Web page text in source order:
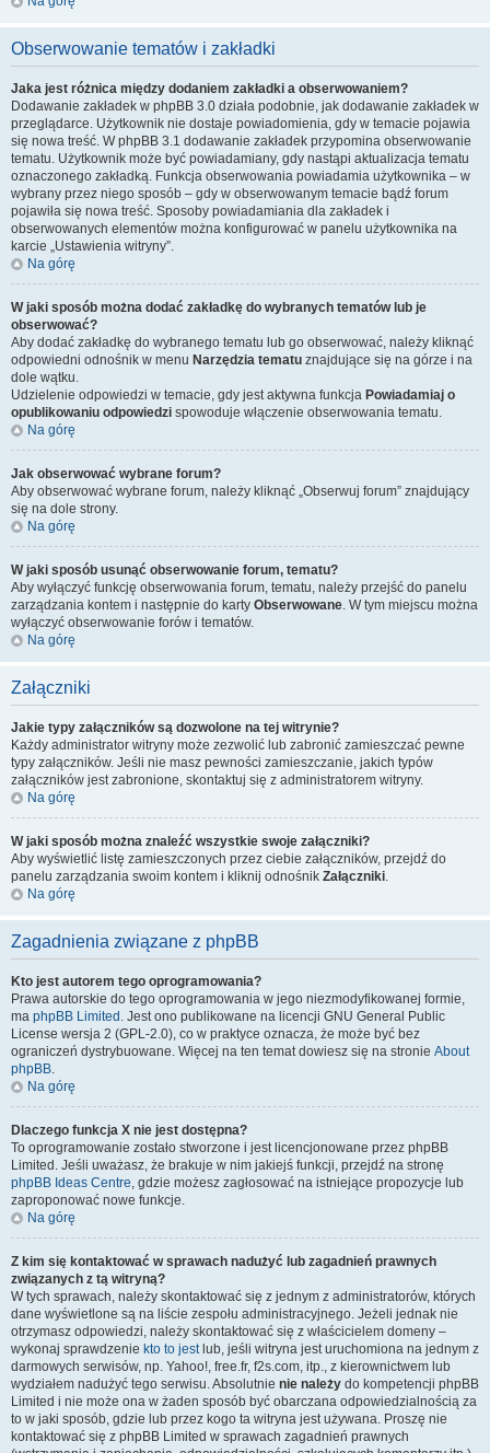
Obserwowanie tematów i zakładki
Jaka jest różnica między dodaniem zakładki a obserwowaniem?
Dodawanie zakładek w phpBB 3.0 działa podobnie, jak dodawanie zakładek w
przeglądarce. Użytkownik nie dostaje powiadomienia, gdy w temacie pojawia
się nowa treść. W phpBB 3.1 dodawanie zakładek przypomina obserwowanie
tematu. Użytkownik może być powiadamiany, gdy nastąpi aktualizacja tematu
oznaczonego zakładką. Funkcja obserwowania powiadamia użytkownika – w
wybrany przez niego sposób – gdy w obserwowanym temacie bądź forum
pojawiła się nowa treść. Sposoby powiadamiania dla zakładek i
obserwowanych elementów można konfigurować w panelu użytkownika na
karcie „Ustawienia witryny”.
Na górę
W jaki sposób można dodać zakładkę do wybranych tematów lub je
obserwować?
Aby dodać zakładkę do wybranego tematu lub go obserwować, należy kliknąć
odpowiedni odnośnik w menu Narzędzia tematu znajdujące się na górze i na
dole wątku.
Udzielenie odpowiedzi w temacie, gdy jest aktywna funkcja Powiadamiaj o
opublikowaniu odpowiedzi spowoduje włączenie obserwowania tematu.
Na górę
Jak obserwować wybrane forum?
Aby obserwować wybrane forum, należy kliknąć „Obserwuj forum” znajdujący
się na dole strony.
Na górę
W jaki sposób usunąć obserwowanie forum, tematu?
Aby wyłączyć funkcję obserwowania forum, tematu, należy przejść do panelu
zarządzania kontem i następnie do karty Obserwowane. W tym miejscu można
wyłączyć obserwowanie forów i tematów.
Na górę
Załączniki
Jakie typy załączników są dozwolone na tej witrynie?
Każdy administrator witryny może zezwolić lub zabronić zamieszczać pewne
typy załączników. Jeśli nie masz pewności zamieszczanie, jakich typów
załączników jest zabronione, skontaktuj się z administratorem witryny.
Na górę
W jaki sposób można znaleźć wszystkie swoje załączniki?
Aby wyświetlić listę zamieszczonych przez ciebie załączników, przejdź do
panelu zarządzania swoim kontem i kliknij odnośnik Załączniki.
Na górę
Zagadnienia związane z phpBB
Kto jest autorem tego oprogramowania?
Prawa autorskie do tego oprogramowania w jego niezmodyfikowanej formie,
ma phpBB Limited . Jest ono publikowane na licencji GNU General Public
License wersja 2 (GPL-2.0), co w praktyce oznacza, że może być bez
ograniczeń dystrybuowane. Więcej na ten temat dowiesz się na stronie About
phpBB.
Na górę
Dlaczego funkcja X nie jest dostępna?
To oprogramowanie zostało stworzone i jest licencjonowane przez phpBB
Limited. Jeśli uważasz, że brakuje w nim jakiejś funkcji, przejdź na stronę
phpBB Ideas Centre, gdzie możesz zagłosować na istniejące propozycje lub
zaproponować nowe funkcje.
Na górę
Z kim się kontaktować w sprawach nadużyć lub zagadnień prawnych
związanych z tą witryną?
W tych sprawach, należy skontaktować się z jednym z administratorów, których
dane wyświetlone są na liście zespołu administracyjnego. Jeżeli jednak nie
otrzymasz odpowiedzi, należy skontaktować się z właścicielem domeny –
wykonaj sprawdzenie kto to jestlub, jeśli witryna jest uruchomiona na jednym z
darmowych serwisów, np. Yahoo!, free.fr, f2s.com, itp., z kierownictwem lub
wydziałem nadużyć tego serwisu. Absolutnie nie należy do kompetencji phpBB
Limited i nie może ona w żaden sposób być obarczana odpowiedzialnością za
to w jaki sposób, gdzie lub przez kogo ta witryna jest używana. Proszę nie
kontaktować się z phpBB Limited w sprawach zagadnień prawnych